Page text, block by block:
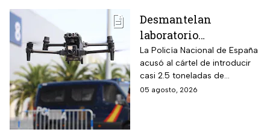
Desmantelan
laboratorio
clandestino del CJNG
en Cataluña, España;
detienen a 13
personas
La Policía Nacional de España
acusó al cártel de introducir
casi 2.5 toneladas de
metanfetaminas procedente
05 agosto, 2026